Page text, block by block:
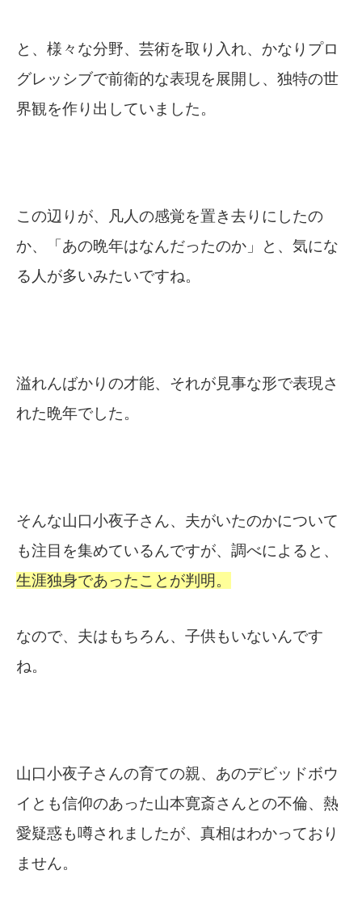
と、様々な分野、芸術を取り入れ、かなりプロ
グレッシブで前衛的な表現を展開し、独特の世
界観を作り出していました。
この辺りが、凡人の感覚を置き去りにしたの
か、「あの晩年はなんだったのか」と、気にな
る人が多いみたいですね。
溢れんばかりの才能、それが見事な形で表現さ
れた晩年でした。
そんな山口小夜子さん、夫がいたのかについて
も注目を集めているんですが、調べによると、
生涯独身であったことが判明。
なので、夫はもちろん、子供もいないんです
ね。
山口小夜子さんの育ての親、あのデビッドボウ
イとも信仰のあった山本寛斎さんとの不倫、熱
愛疑惑も噂されましたが、真相はわかっており
ません。